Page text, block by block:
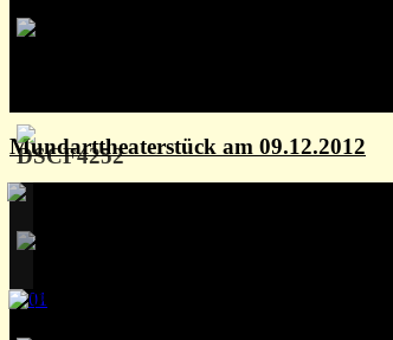
Mundarttheaterstück am 09.12.2012